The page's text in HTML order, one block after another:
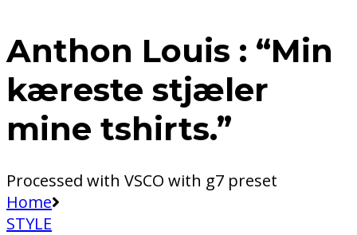
Anthon Louis : “Min
kæreste stjæler
mine tshirts.”
Processed with VSCO with g7 preset
Home
STYLE